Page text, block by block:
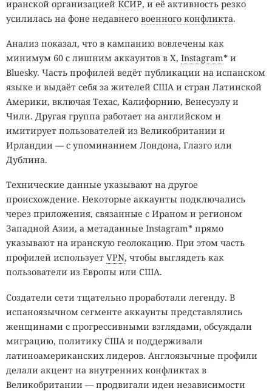
иранской организацией КСИР, и её активность резко
усилилась на фоне недавнего военного конфликта.
Анализ показал, что в кампанию вовлечены как
минимум 60 с лишним аккаунтов в X, Instagram* и
Bluesky. Часть профилей ведёт публикации на испанском
языке и выдаёт себя за жителей США и стран Латинской
Америки, включая Техас, Калифорнию, Венесуэлу и
Чили. Другая группа работает на английском и
имитирует пользователей из Великобритании и
Ирландии — с упоминанием Лондона, Глазго или
Дублина.
Технические данные указывают на другое
происхождение. Некоторые аккаунты подключались
через приложения, связанные с Ираном и регионом
Западной Азии, а метаданные Instagram* прямо
указывают на иранскую геолокацию. При этом часть
профилей использует VPN, чтобы выглядеть как
пользователи из Европы или США.
Создатели сети тщательно проработали легенду. В
испаноязычном сегменте аккаунты представлялись
женщинами с прогрессивными взглядами, обсуждали
миграцию, политику США и поддерживали
латиноамериканских лидеров. Англоязычные профили
делали акцент на внутренних конфликтах в
Великобритании — продвигали идеи независимости